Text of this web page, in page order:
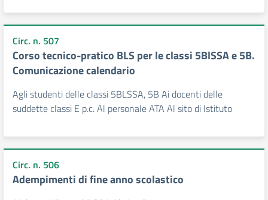
Circ. n. 507
Corso tecnico-pratico BLS per le classi 5BlSSA e 5B.
Comunicazione calendario
Agli studenti delle classi 5BLSSA, 5B Ai docenti delle
suddette classi E p.c. Al personale ATA Al sito di Istituto
Circ. n. 506
Adempimenti di fine anno scolastico